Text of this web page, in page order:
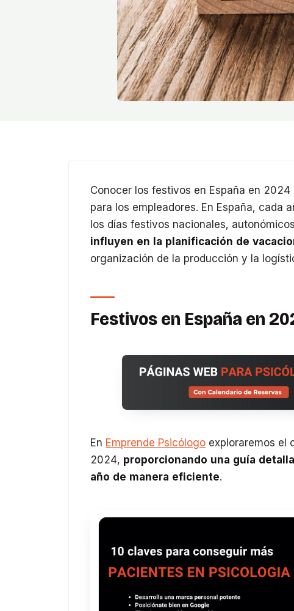
Conocer los festivos en España en
para los empleadores. En España, cada
los días festivos nacionales,
influyen en la planificación de
organización de la producción y la
Festivos en España en
En Emprende Psicólogo exploraremos el
2024, proporcionando una guía
año de manera eficiente.